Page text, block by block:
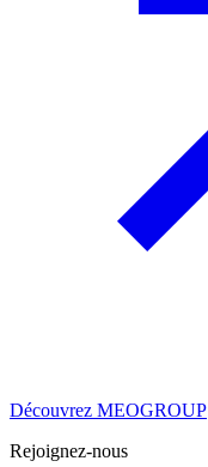
Découvrez MEOGROUP
Rejoignez-nous